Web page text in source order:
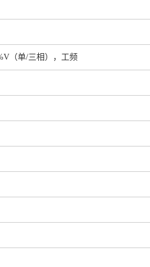
（单/三相），工频